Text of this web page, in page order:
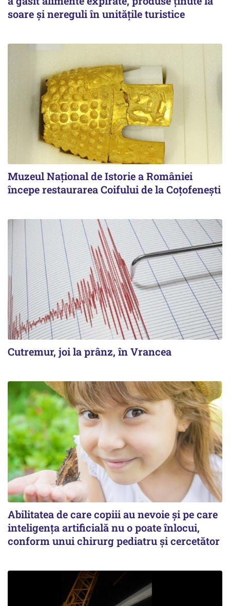
soare și nereguli în unitățile turistice
Muzeul Național de Istorie a României
începe restaurarea Coifului de la Coțofenești
Cutremur, joi la prânz, în Vrancea
Abilitatea de care copiii au nevoie și pe care
inteligența artificială nu o poate înlocui,
conform unui chirurg pediatru și cercetător